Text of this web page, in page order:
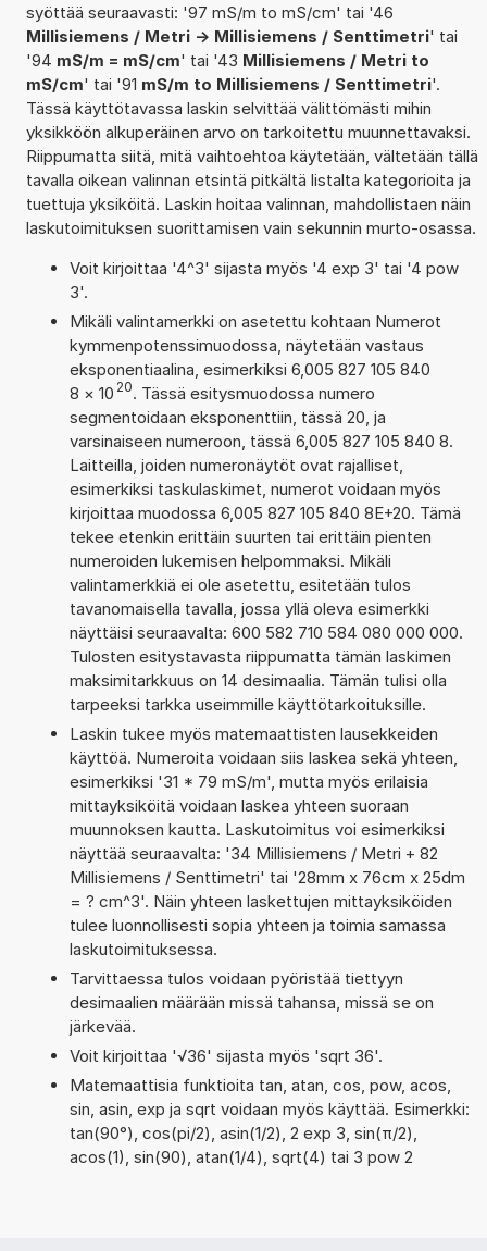
syöttää seuraavasti: '97 mS/m to mS/cm' tai '46
Millisiemens / Metri -> Millisiemens / Senttimetri' tai
'94 mS/m = mS/cm' tai '43 Millisiemens / Metri to
mS/cm' tai '91 mS/m to Millisiemens / Senttimetri'.
Tässä käyttötavassa laskin selvittää välittömästi mihin
yksikköön alkuperäinen arvo on tarkoitettu muunnettavaksi.
Riippumatta siitä, mitä vaihtoehtoa käytetään, vältetään tällä
tavalla oikean valinnan etsintä pitkältä listalta kategorioita ja
tuettuja yksiköitä. Laskin hoitaa valinnan, mahdollistaen näin
laskutoimituksen suorittamisen vain sekunnin murto-osassa.
Voit kirjoittaa '4^3' sijasta myös '4 exp 3' tai '4 pow
3'.
Mikäli valintamerkki on asetettu kohtaan Numerot
kymmenpotenssimuodossa, näytetään vastaus
eksponentiaalina, esimerkiksi 6,005 827 105 840
8 × 10 20. Tässä esitysmuodossa numero
segmentoidaan eksponenttiin, tässä 20, ja
varsinaiseen numeroon, tässä 6,005 827 105 840 8.
Laitteilla, joiden numeronäytöt ovat rajalliset,
esimerkiksi taskulaskimet, numerot voidaan myös
kirjoittaa muodossa 6,005 827 105 840 8E+20. Tämä
tekee etenkin erittäin suurten tai erittäin pienten
numeroiden lukemisen helpommaksi. Mikäli
valintamerkkiä ei ole asetettu, esitetään tulos
tavanomaisella tavalla, jossa yllä oleva esimerkki
näyttäisi seuraavalta: 600 582 710 584 080 000 000.
Tulosten esitystavasta riippumatta tämän laskimen
maksimitarkkuus on 14 desimaalia. Tämän tulisi olla
tarpeeksi tarkka useimmille käyttötarkoituksille.
Laskin tukee myös matemaattisten lausekkeiden
käyttöä. Numeroita voidaan siis laskea sekä yhteen,
esimerkiksi '31 * 79 mS/m', mutta myös erilaisia
mittayksiköitä voidaan laskea yhteen suoraan
muunnoksen kautta. Laskutoimitus voi esimerkiksi
näyttää seuraavalta: '34 Millisiemens / Metri + 82
Millisiemens / Senttimetri' tai '28mm x 76cm x 25dm
= ? cm^3'. Näin yhteen laskettujen mittayksiköiden
tulee luonnollisesti sopia yhteen ja toimia samassa
laskutoimituksessa.
Tarvittaessa tulos voidaan pyöristää tiettyyn
desimaalien määrään missä tahansa, missä se on
järkevää.
Voit kirjoittaa '√36' sijasta myös 'sqrt 36'.
Matemaattisia funktioita tan, atan, cos, pow, acos,
sin, asin, exp ja sqrt voidaan myös käyttää. Esimerkki:
tan(90°), cos(pi/2), asin(1/2), 2 exp 3, sin(π/2),
acos(1), sin(90), atan(1/4), sqrt(4) tai 3 pow 2